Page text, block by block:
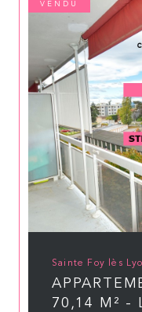
Sainte Foy lès
70,14 M² -
VENDU